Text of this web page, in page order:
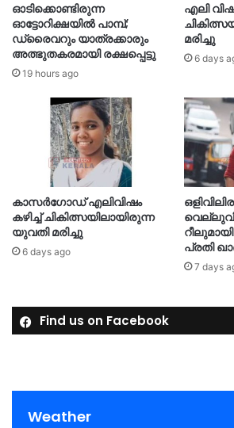
ഓടിക്കൊണ്ടിരുന്ന
ഓട്ടോറിക്ഷയിൽ പാമ്പ്;
ഡ്രൈവറും യാത്രക്കാരും
അത്ഭുതകരമായി രക്ഷപ്പെട്ടു
19 hours ago
എലി
മരിച്ചു
6 days
കാസർഗോഡ് എലിവിഷം
കഴിച്ച് ചികിത്സയിലായിരുന്ന
യുവതി മരിച്ചു
6 days ago
പ്രതി
7 days
Find us on Facebook
Weather